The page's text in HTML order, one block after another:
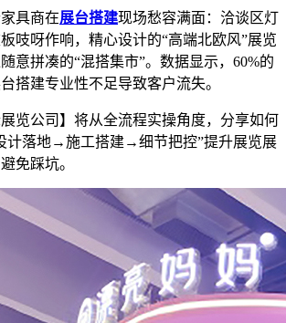
具商在展台搭建现场愁容满面：洽谈区灯
吱呀作响，精心设计的“高端北欧风”展览
意拼凑的“混搭集市”。数据显示，60%的
搭建专业性不足导致客户流失。
览公司】将从全流程实操角度，分享如何
计落地→施工搭建→细节把控”提升展览展
免踩坑。